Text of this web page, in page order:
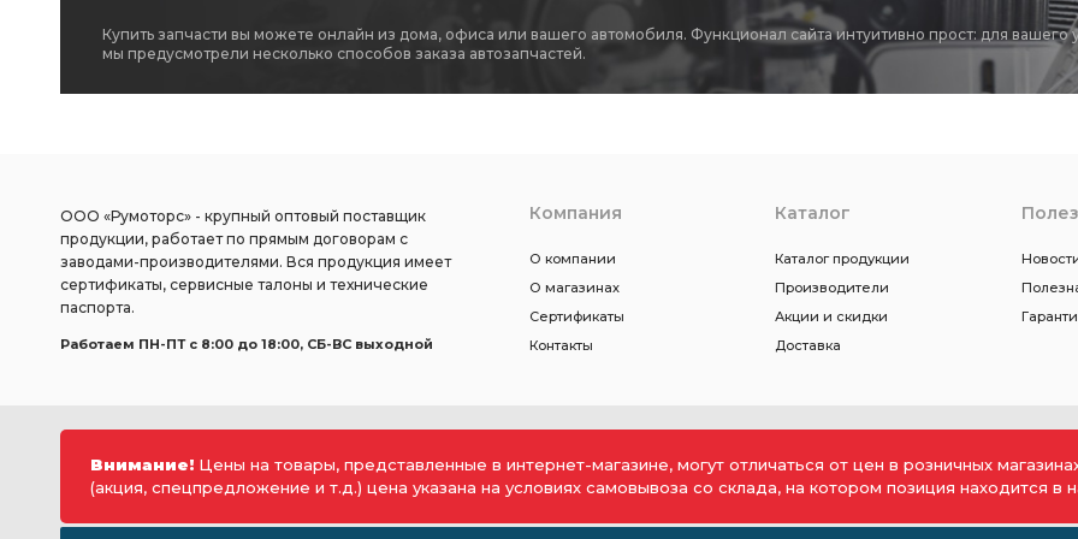
Прокладки двигателя ЗМЗ-402
ГАЗ PREMIUM Дв. ЗМЗ-406,405,409
группа "Б" ЗМЗ-406 дв. "Б" ЗМЗ-406
КПП-5 ГАЗель
523 дв. Модуль погр. эл\бенз.
крышками коренных подшипников Бак топливный Глушитель ГАЗель Диск сцепления нажимной
сцепления нажимной к-т. 4 шт. Стартер ГАЗ УАЗ ЗМЗ-4026 4063 УМЗ-4215 ЗМЗ-511 513 523
Купить запчасти вы можете онлайн из дома, офиса или вашего автомобиля. Функционал сайта интуитивно прост: для вашего
мы предусмотрели несколько способов заказа автозапчастей.
ООО «Румоторс» - крупный оптовый поставщик
продукции, работает по прямым договорам с
заводами-производителями. Вся продукция имеет
сертификаты, сервисные талоны и технические
паспорта.
Работаем ПН-ПТ c 8:00 до 18:00, СБ-ВС выходной
Компания
О компании
О магазинах
Сертификаты
Контакты
Каталог
Каталог продукции
Производители
Акции и скидки
Доставка
Внимание! Цены на товары, представленные в интернет-магазине, могут отличаться от цен в розничных
(акция, спецпредложение и т.д.) цена указана на условиях самовывоза со склада, на котором позиция находится в